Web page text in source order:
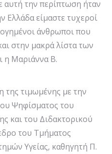
αυτή την περίπτωση ήταν
είμαστε τυχεροί
άνθρωποι που
στην μακρά λίστα των
η Μαριάννα Β.
τιμωμένης με την
Ψηφίσματος του
και του Διδακτορικού
του Τμήματος
Υγείας, καθηγητή Π.